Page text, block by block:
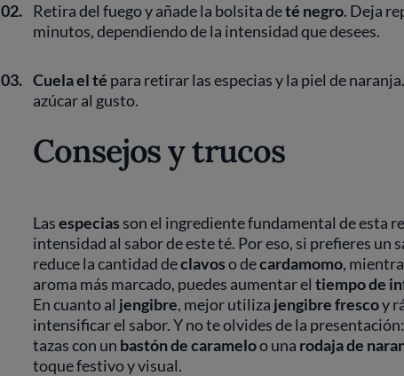
02. Retira del fuego y añade la bolsita deté negro. Deja
minutos, dependiendo de la intensidad que desees.
03. Cuela el té para retirar las especias y la piel de naranja.
azúcar al gusto.
Consejos y trucos
Lasespeciasson el ingrediente fundamental de esta
intensidad al sabor de este té. Por eso, si prefieres un
reduce la cantidad declavoso decardamomo,
aroma más marcado, puedes aumentar el tiempo de
En cuanto al jengibre, mejor utiliza jengibre frescoy
intensificar el sabor. Y no te olvides de la
tazas con un bastón de carameloo una rodaja de
toque festivo y visual.